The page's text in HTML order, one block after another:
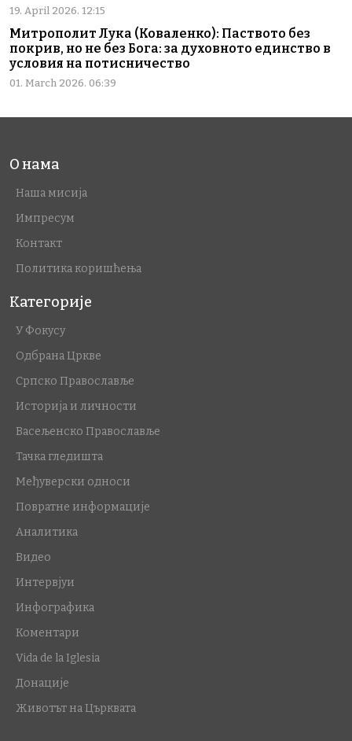
19. April 2026. 12:15
Митрополит Лука (Коваленко): Паството без
покрив, но не без Бога: за духовното единство в
условия на потисничество
01. March 2026. 06:39
О нама
Наша мисија
Импресум
Контакт
Политика коришћења
Категорије
У Фокусу
Одбрана Цркве
Српско Православље
Историја и личности
Васељенско Православље
Тачка гледишта
Међуверски односи
Повратне информације
Аналитика
Видео
Интервјуи
Инфографика
Коментари
Vida de la Iglesia
Донације
Животът на Църквата